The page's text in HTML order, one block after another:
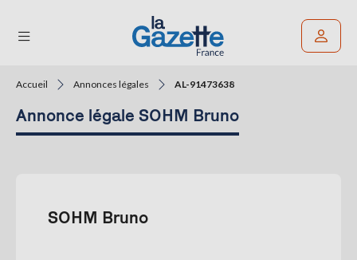
THÉMATIQUES
Accueil Annonces légales AL-91473638
Annonce légale SOHM Bruno
SOHM Bruno